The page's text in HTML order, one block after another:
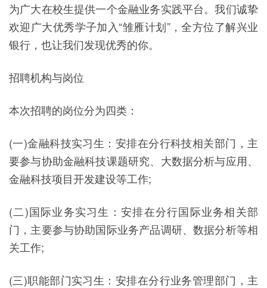
为广大在校生提供一个金融业务实践平台。我们诚挚
欢迎广大优秀学子加入“雏雁计划”，全方位了解兴业
银行，也让我们发现优秀的你。
招聘机构与岗位
本次招聘的岗位分为四类：
(一)金融科技实习生：安排在分行科技相关部门，主
要参与协助金融科技课题研究、大数据分析与应用、
金融科技项目开发建设等工作;
(二)国际业务实习生：安排在分行国际业务相关部
门，主要参与协助国际业务产品调研、数据分析等相
关工作;
(三)职能部门实习生：安排在分行业务管理部门，主